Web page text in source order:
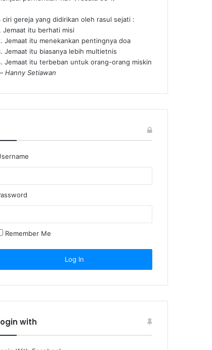
ciri gereja yang didirikan oleh rasul sejati :
Jemaat itu berhati misi
Jemaat itu menekankan pentingnya doa
Jemaat itu biasanya lebih multietnis
Jemaat itu terbeban untuk orang-orang miskin
Hanny Setiawan
Remember Me
with